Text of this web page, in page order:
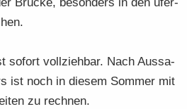
so­fort voll­zieh­bar. Nach Aus­sa­
ist noch in die­sem Som­mer mit
zu rech­nen.